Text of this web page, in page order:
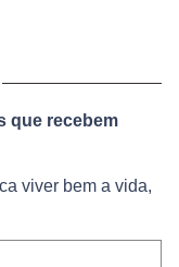
que recebem
viver bem a vida,